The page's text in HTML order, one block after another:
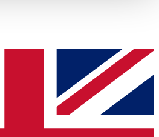
Ihrer Nutzung der Dienste